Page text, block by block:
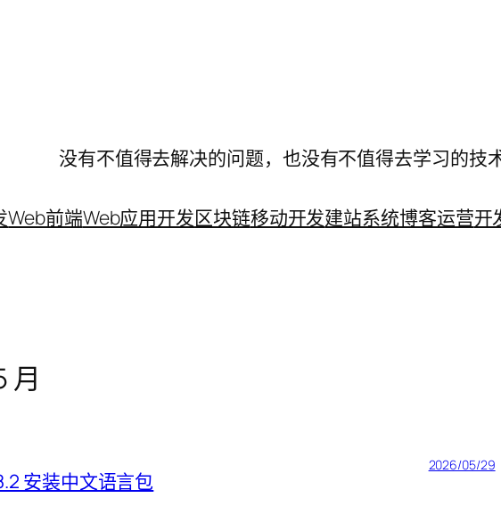
没有不值得去解决的问题，也没有不值得去学习的技
Web前端Web应用开发区块链移动开发建站系统博客运营开
月
安装中文语言包
2026/05/29